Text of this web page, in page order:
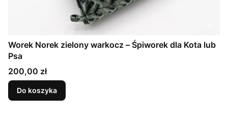
Worek Norek zielony warkocz – Śpiworek dla Kota lub
Psa
Cena
200,00 zł
Do koszyka